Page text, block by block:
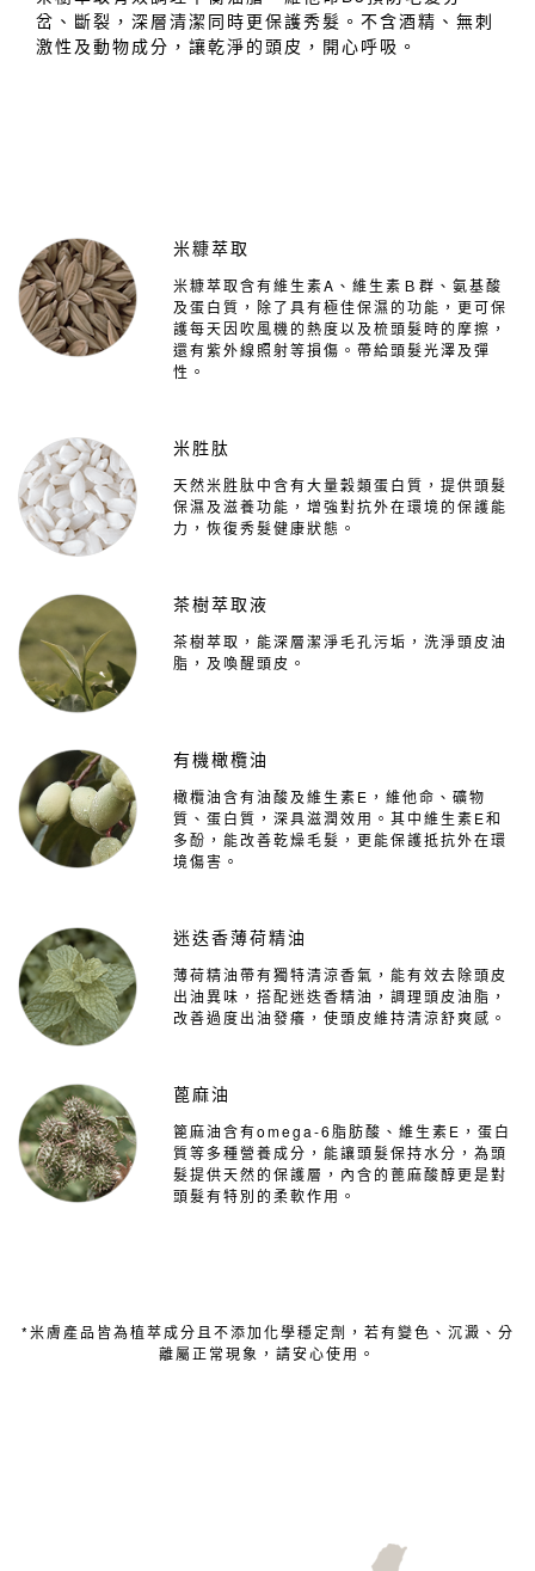
岔、斷裂，深層清潔同時更保護秀髮。不含酒精、無刺
激性及動物成分，讓乾淨的頭皮，開心呼吸。
米糠萃取
米糠萃取含有維生素A、維生素Ｂ群、氨基酸
及蛋白質，除了具有極佳保濕的功能，更可保
護每天因吹風機的熱度以及梳頭髮時的摩擦，
還有紫外線照射等損傷。帶給頭髮光澤及彈
性。
米胜肽
天然米胜肽中含有大量穀類蛋白質，提供頭髮
保濕及滋養功能，增強對抗外在環境的保護能
力，恢復秀髮健康狀態。
茶樹萃取液
茶樹萃取，能深層潔淨毛孔污垢，洗淨頭皮油
脂，及喚醒頭皮。
有機橄欖油
橄欖油含有油酸及維生素E，維他命、礦物
質、蛋白質，深具滋潤效用。其中維生素E和
多酚，能改善乾燥毛髮，更能保護抵抗外在環
境傷害。
迷迭香薄荷精油
薄荷精油帶有獨特清涼香氣，能有效去除頭皮
出油異味，搭配迷迭香精油，調理頭皮油脂，
改善過度出油發癢，使頭皮維持清涼舒爽感。
蓖麻油
篦麻油含有omega-6脂肪酸、維生素E，蛋白
質等多種營養成分，能讓頭髮保持水分，為頭
髮提供天然的保護層，內含的蓖麻酸醇更是對
頭髮有特別的柔軟作用。
*米膚產品皆為植萃成分且不添加化學穩定劑，若有變色、沉澱、分
離屬正常現象，請安心使用。